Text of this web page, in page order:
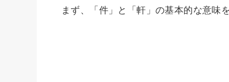
まず、「件」と「軒」の基本的な意味